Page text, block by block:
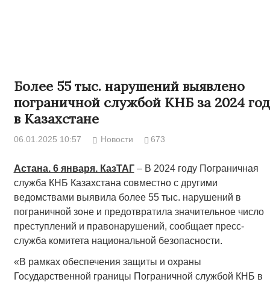
Более 55 тыс. нарушений выявлено
пограничной службой КНБ за 2024 год
в Казахстане
06.01.2025 10:57 Новости 673
Астана. 6 января. КазТАГ– В 2024 году Пограничная
служба КНБ Казахстана совместно с другими
ведомствами выявила более 55 тыс. нарушений в
пограничной зоне и предотвратила значительное число
преступлений и правонарушений, сообщает пресс-
служба комитета национальной безопасности.
«В рамках обеспечения защиты и охраны
Государственной границы Пограничной службой КНБ в